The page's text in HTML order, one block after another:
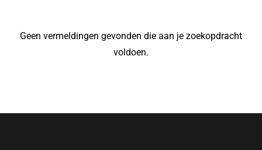
Geen vermeldingen gevonden die aan je zoekopdracht
voldoen.